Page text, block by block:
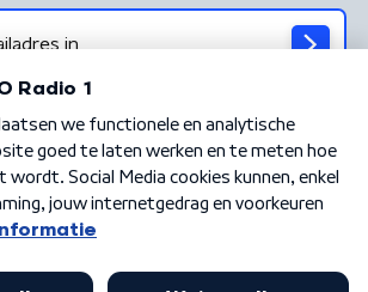
Privacybeleid